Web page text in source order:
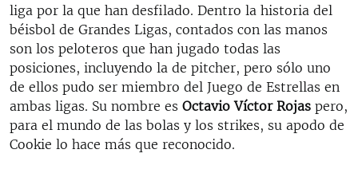
LA INVASIÓN DE RUSIA A UCRANIA
liga por la que han desfilado. Dentro la historia del
béisbol de Grandes Ligas, contados con las manos
son los peloteros que han jugado todas las
posiciones, incluyendo la de pitcher, pero sólo uno
de ellos pudo ser miembro del Juego de Estrellas en
ambas ligas. Su nombre es Octavio Víctor Rojas pero,
para el mundo de las bolas y los strikes, su apodo de
Cookie lo hace más que reconocido.